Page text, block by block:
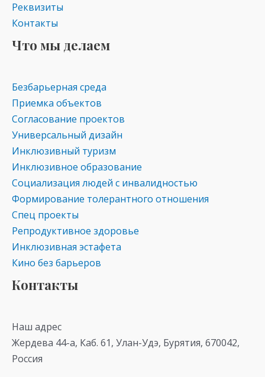
Реквизиты
Контакты
Что мы делаем
Безбарьерная среда
Приемка объектов
Согласование проектов
Универсальный дизайн
Инклюзивный туризм
Инклюзивное образование
Социализация людей с инвалидностью
Формирование толерантного отношения
Спец проекты
Репродуктивное здоровье
Инклюзивная эстафета
Кино без барьеров
Контакты
Наш адрес
Жердева 44-а, Каб. 61, Улан-Удэ, Бурятия, 670042,
Россия